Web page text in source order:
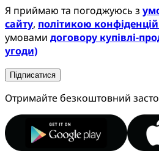
Я приймаю та погоджуюсь з
сайту, політикою
умовами договору купівлі-
угоди)
Підписатися
Отримайте безкоштовний